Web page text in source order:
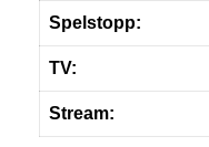
Spelstopp:
TV:
Stream: